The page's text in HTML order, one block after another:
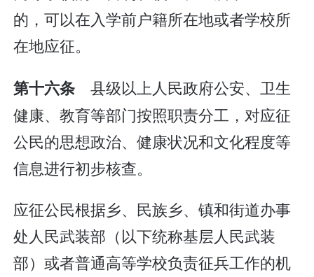
的，可以在入学前户籍所在地或者学校所
在地应征。
第十六条 县级以上人民政府公安、卫生
健康、教育等部门按照职责分工，对应征
公民的思想政治、健康状况和文化程度等
信息进行初步核查。
应征公民根据乡、民族乡、镇和街道办事
处人民武装部（以下统称基层人民武装
部）或者普通高等学校负责征兵工作的机